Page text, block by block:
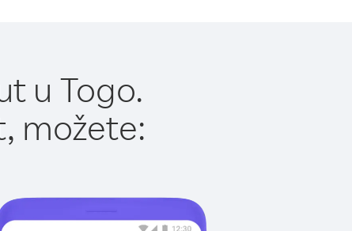
u Togo.
možete: